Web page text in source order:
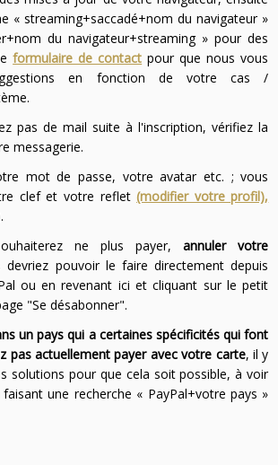
« streaming+saccadé+nom du navigateur »
du navigateur+streaming » pour des
formulaire de contact pour que nous vous
en fonction de votre cas /
pas de mail suite à l'inscription, vérifiez la
messagerie.
mot de passe, votre avatar etc. ; vous
clef et votre reflet(modifier votre profil),
ne plus payer,annuler votre
devriez pouvoir le faire directement depuis
ou en revenant ici et cliquant sur le petit
"Se désabonner".
un pays qui a certaines spécificités qui font
pas actuellement payer avec votre carte, il y
solutions pour que cela soit possible, à voir
une recherche « PayPal+votre pays »